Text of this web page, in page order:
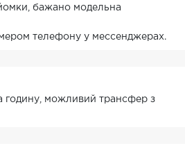
бажано модельна
телефону у мессенджерах.
годину, можливий трансфер з